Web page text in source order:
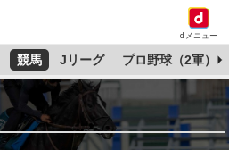
dメニュー
競馬 Jリーグ プロ野球（2軍）